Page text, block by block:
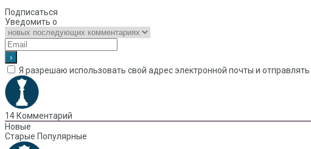
Подписаться
Уведомить о
Я разрешаю использовать свой адрес электронной почты и
14Комментарий
Новые
Старые Популярные